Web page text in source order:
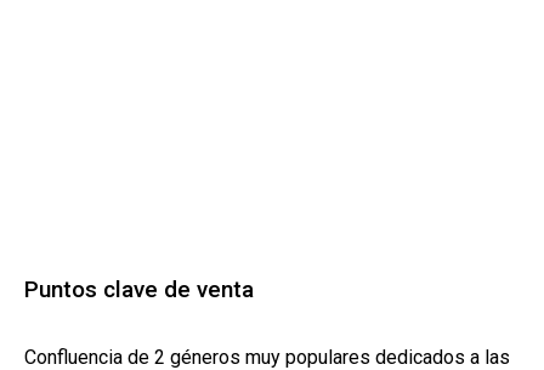
Puntos clave de venta
Confluencia de 2 géneros muy populares dedicados a las